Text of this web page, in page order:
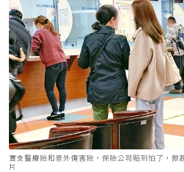
實支醫療險和意外傷害險，保險公司賠到怕了，掀
片